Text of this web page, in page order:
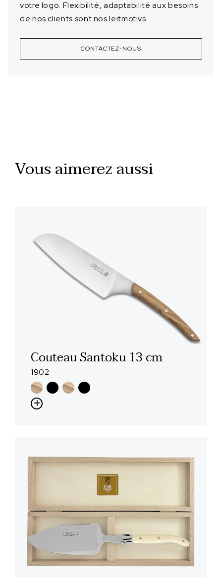
votre logo. Flexibilité, adaptabilité aux besoins
de nos clients sont nos leitmotivs.
CONTACTEZ-NOUS
Vous aimerez aussi
Couteau Santoku 13 cm
1902